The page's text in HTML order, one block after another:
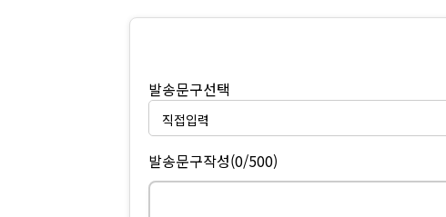
발송문구선택
발송문구작성(0/500)